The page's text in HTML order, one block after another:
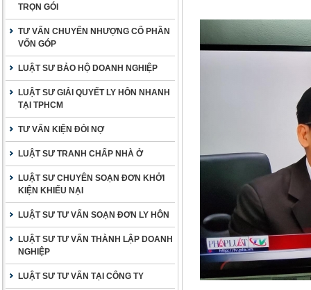
TRỌN GÓI
TƯ VẤN CHUYỂN NHƯỢNG CỔ PHẦN
VỐN GÓP
LUẬT SƯ BẢO HỘ DOANH NGHIỆP
LUẬT SƯ GIẢI QUYẾT LY HÔN NHANH
TẠI TPHCM
TƯ VẤN KIỆN ĐÒI NỢ
LUẬT SƯ TRANH CHẤP NHÀ Ở
LUẬT SƯ CHUYÊN SOẠN ĐƠN KHỞI
KIỆN KHIẾU NẠI
LUẬT SƯ TƯ VẤN SOẠN ĐƠN LY HÔN
LUẬT SƯ TƯ VẤN THÀNH LẬP DOANH
NGHIỆP
LUẬT SƯ TƯ VẤN TẠI CÔNG TY